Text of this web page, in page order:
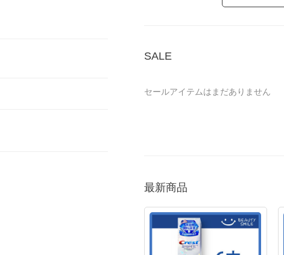
SALE
セールアイテムはまだありません
最新商品